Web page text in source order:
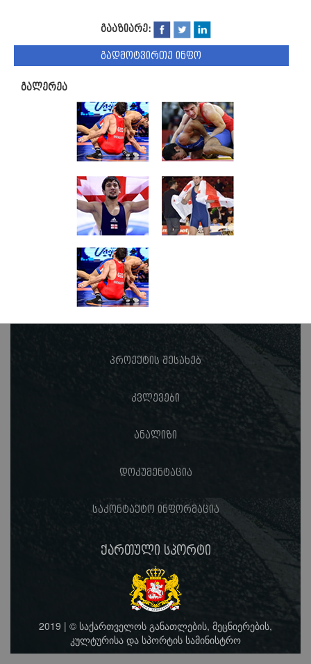
გააზიარე:
გადმოტვირთე ინფო
გალერეა
პროექტის შესახებ
კვლევები
ანალიზი
დოკუმენტაცია
საკონტაქტო ინფორმაცია
ქართული სპორტი
2019 | © საქართველოს განათლების, მეცნიერების,
კულტურისა და სპორტის სამინისტრო